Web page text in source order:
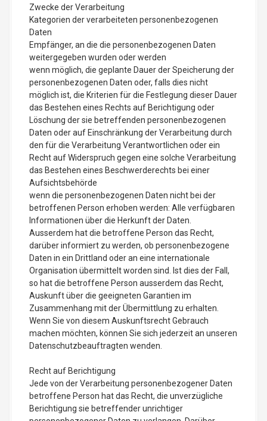
Zwecke der Verarbeitung
Kategorien der verarbeiteten personenbezogenen
Daten
Empfänger, an die die personenbezogenen Daten
weitergegeben wurden oder werden
wenn möglich, die geplante Dauer der Speicherung der
personenbezogenen Daten oder, falls dies nicht
möglich ist, die Kriterien für die Festlegung dieser Dauer
das Bestehen eines Rechts auf Berichtigung oder
Löschung der sie betreffenden personenbezogenen
Daten oder auf Einschränkung der Verarbeitung durch
den für die Verarbeitung Verantwortlichen oder ein
Recht auf Widerspruch gegen eine solche Verarbeitung
das Bestehen eines Beschwerderechts bei einer
Aufsichtsbehörde
wenn die personenbezogenen Daten nicht bei der
betroffenen Person erhoben werden: Alle verfügbaren
Informationen über die Herkunft der Daten.
Ausserdem hat die betroffene Person das Recht,
darüber informiert zu werden, ob personenbezogene
Daten in ein Drittland oder an eine internationale
Organisation übermittelt worden sind. Ist dies der Fall,
so hat die betroffene Person ausserdem das Recht,
Auskunft über die geeigneten Garantien im
Zusammenhang mit der Übermittlung zu erhalten.
Wenn Sie von diesem Auskunftsrecht Gebrauch
machen möchten, können Sie sich jederzeit an unseren
Datenschutzbeauftragten wenden.
Recht auf Berichtigung
Jede von der Verarbeitung personenbezogener Daten
betroffene Person hat das Recht, die unverzügliche
Berichtigung sie betreffender unrichtiger